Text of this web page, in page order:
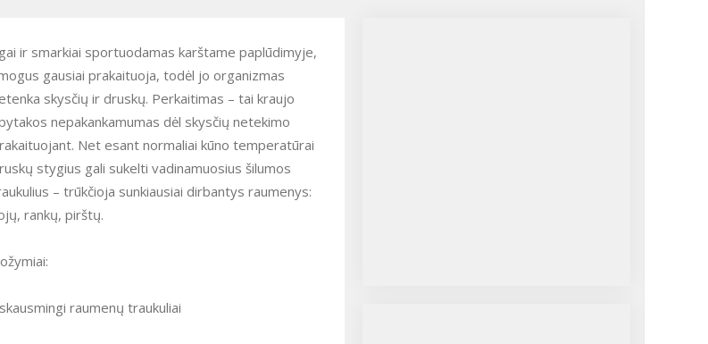
ir smarkiai sportuodamas karštame paplūdimyje,
gausiai prakaituoja, todėl jo organizmas
skysčių ir druskų. Perkaitimas – tai kraujo
nepakankamumas dėl skysčių netekimo
Net esant normaliai kūno temperatūrai
stygius gali sukelti vadinamuosius šilumos
– trūkčioja sunkiausiai dirbantys raumenys:
rankų, pirštų.
raumenų traukuliai